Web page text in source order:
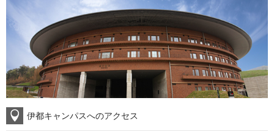
伊都キャンパスへのアクセス